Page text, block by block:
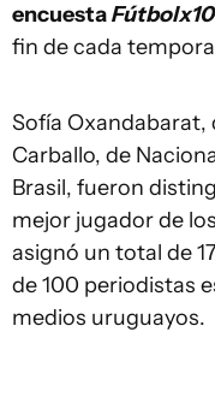
encuesta
fin de cada
Sofía Oxandabarat,
Carballo, de
Brasil, fueron
mejor jugador de
asignó un total de
de 100 periodistas
medios uruguayos.